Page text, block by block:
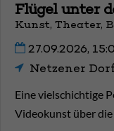
Flügel unter
Kunst, Theater,
27.09.2026,
Netzener
Eine vielschichtige
Videokunst über